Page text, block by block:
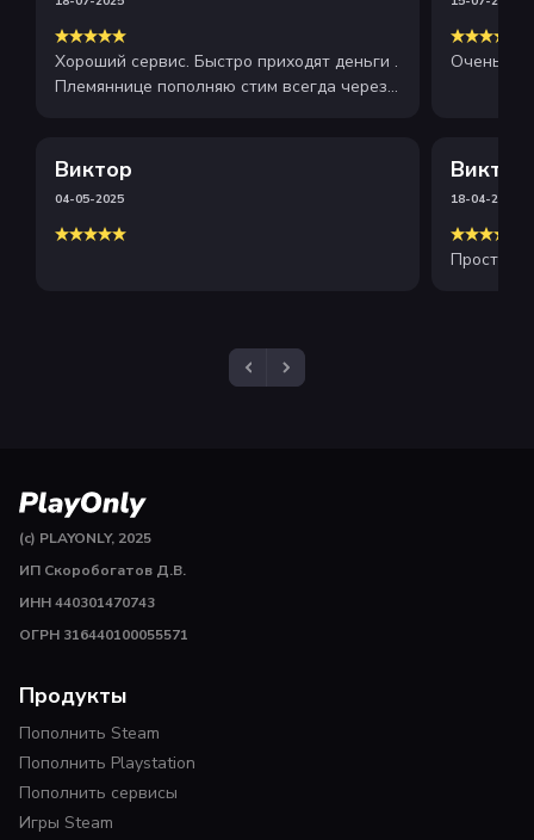
Хороший сервис. Быстро приходят деньги .
Племяннице пополняю стим всегда через
Очень
Виктор
04-05-2025
Виктор
18-04-2025
Просто и
(c) PLAYONLY, 2025
ИП Скоробогатов Д.В.
ИНН 440301470743
ОГРН 316440100055571
Продукты
Пополнить Steam
Пополнить Playstation
Пополнить сервисы
Игры Steam